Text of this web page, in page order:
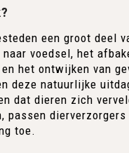
een groot deel
voedsel, het
het ontwijken van
deze natuurlijke
dat dieren zich
passen dierverzorgers
toe.